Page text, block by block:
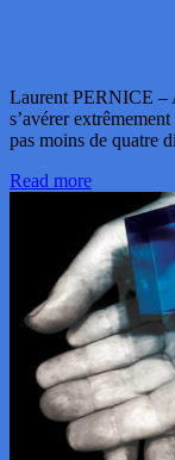
Laurent PERNICE –
s’avérer
pas moins de quatre
Read more